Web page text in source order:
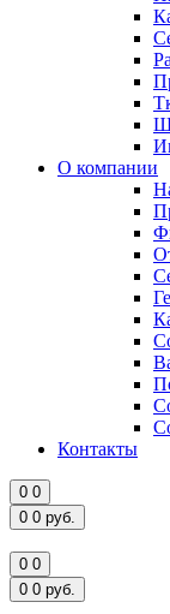
О компании
Контакты
0 0
0 0 руб.
0 0
0 0 руб.